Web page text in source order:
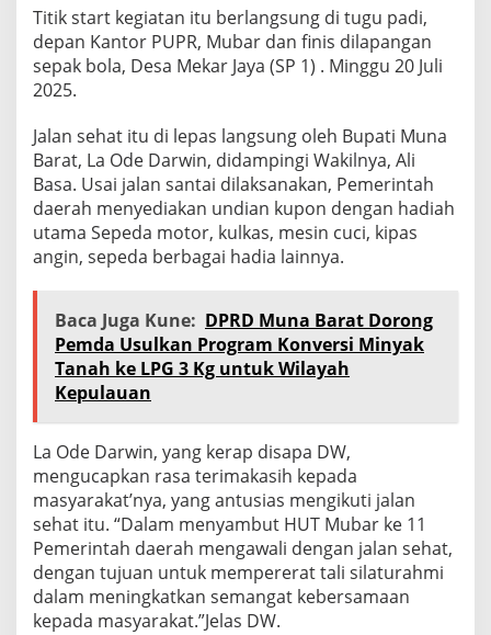
Titik start kegiatan itu berlangsung di tugu padi,
depan Kantor PUPR, Mubar dan finis dilapangan
sepak bola, Desa Mekar Jaya (SP 1) . Minggu 20 Juli
2025.
Jalan sehat itu di lepas langsung oleh Bupati Muna
Barat, La Ode Darwin, didampingi Wakilnya, Ali
Basa. Usai jalan santai dilaksanakan, Pemerintah
daerah menyediakan undian kupon dengan hadiah
utama Sepeda motor, kulkas, mesin cuci, kipas
angin, sepeda berbagai hadia lainnya.
Baca Juga Kune: DPRD Muna Barat Dorong
Pemda Usulkan Program Konversi Minyak
Tanah ke LPG 3 Kg untuk Wilayah
Kepulauan
La Ode Darwin, yang kerap disapa DW,
mengucapkan rasa terimakasih kepada
masyarakat’nya, yang antusias mengikuti jalan
sehat itu. “Dalam menyambut HUT Mubar ke 11
Pemerintah daerah mengawali dengan jalan sehat,
dengan tujuan untuk mempererat tali silaturahmi
dalam meningkatkan semangat kebersamaan
kepada masyarakat.”Jelas DW.